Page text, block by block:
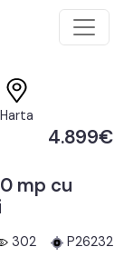
Harta
4.899€
mp cu
302 P26232